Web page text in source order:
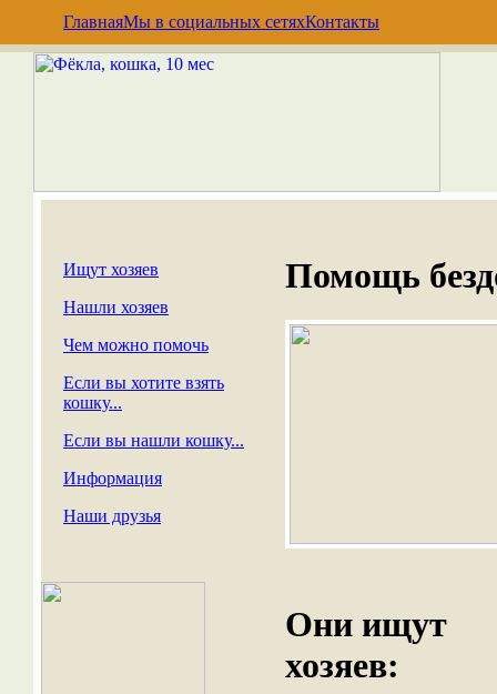
ГлавнаяМы в социальных сетяхКонтакты
Ищут хозяев
Нашли хозяев
Чем можно помочь
Если вы хотите взять
кошку...
Если вы нашли кошку...
Информация
Наши друзья
Помощь
Они ищут
хозяев: